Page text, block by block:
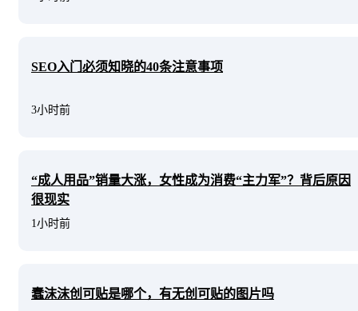
SEO入门必须知晓的40条注意事项
3小时前
“成人用品”销量大涨，女性成为消费“主力军”？背后原因
很现实
1小时前
蠢沫沫创可贴是哪个，有无创可贴的图片吗